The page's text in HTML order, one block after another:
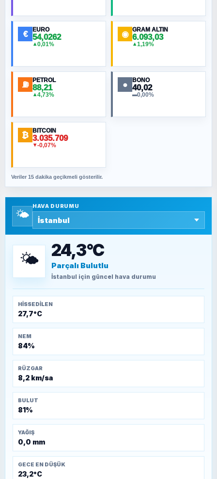
MURAT ÖZKAN
NURETTIN BÖLÜK
ORHAN KILIÇOĞLU
Fahişeye beyinli bir müstevli alçağına
SAVAŞ ŞAHİN
SEYFULLAH ÇİÇEK
TEOMAN ALPASLAN
Kütahya-Eskişehir Muharebeleri (10-24
€ EURO
54,0262
▲0,01%
◉ GRAM ALTIN
6.093,03
▲1,19%
⛽ PETROL
88,21
▲4,73%
● BONO
40,02
▬0,00%
₿ BITCOIN
3.035.709
▼-0,07%
Veriler 15 dakika geçikmeli gösterilir.
🌤️
HAVA DURUMU
🌤️ 24,3°C
Parçalı Bulutlu
İstanbul için güncel hava durumu
HISSEDILEN
27,7°C
NEM
84%
RÜZGAR
8,2 km/sa
BULUT
81%
YAĞIŞ
0,0 mm
GECE EN DÜŞÜK
23,2°C